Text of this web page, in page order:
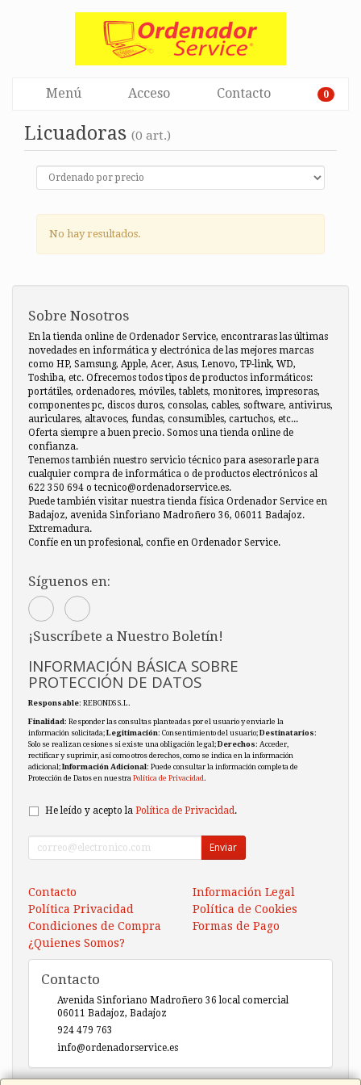
Menú Acceso Contacto 0
Licuadoras (0 art.)
No hay resultados.
Sobre Nosotros
En la tienda online de Ordenador Service, encontraras las últimas
novedades en informática y electrónica de las mejores marcas
como HP, Samsung, Apple, Acer, Asus, Lenovo, TP-link, WD,
Toshiba, etc. Ofrecemos todos tipos de productos informáticos:
portátiles, ordenadores, móviles, tablets, monitores, impresoras,
componentes pc, discos duros, consolas, cables, software, antivirus,
auriculares, altavoces, fundas, consumibles, cartuchos, etc...
Oferta siempre a buen precio. Somos una tienda online de
confianza.
Tenemos también nuestro servicio técnico para asesorarle para
cualquier compra de informática o de productos electrónicos al
622 350 694 o tecnico@ordenadorservice.es.
Puede también visitar nuestra tienda física Ordenador Service en
Badajoz, avenida Sinforiano Madroñero 36, 06011 Badajoz.
Extremadura.
Confíe en un profesional, confie en Ordenador Service.
Síguenos en:
¡Suscríbete a Nuestro Boletín!
INFORMACIÓN BÁSICA SOBRE
PROTECCIÓN DE DATOS
Responsable: REBONDS S.L.
Finalidad: Responder las consultas planteadas por el usuario y enviarle la
información solicitada;Legitimación: Consentimiento del usuario;Destinatarios:
Solo se realizan cesiones si existe una obligación legal;Derechos: Acceder,
rectificar y suprimir, así como otros derechos, como se indica en la información
adicional;Información Adicional: Puede consultar la información completa de
Protección de Datos en nuestra Política de Privacidad.
He leído y acepto la Política de Privacidad.
Enviar
Contacto
Información Legal
Política Privacidad
Política de Cookies
Condiciones de Compra
Formas de Pago
¿Quienes Somos?
Contacto
Avenida Sinforiano Madroñero 36 local comercial
06011 Badajoz, Badajoz
924 479 763
info@ordenadorservice.es